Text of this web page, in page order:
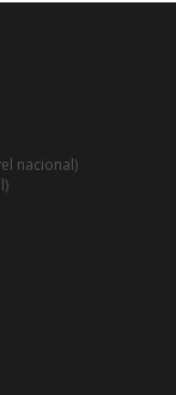
nacional)